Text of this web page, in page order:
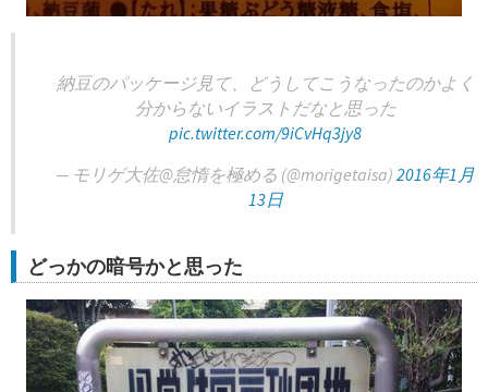
納豆のパッケージ見て、どうしてこうなったのかよく
分からないイラストだなと思った
pic.twitter.com/9iCvHq3jy8
— モリゲ大佐@怠惰を極める (@morigetaisa) 2016年1月
13日
どっかの暗号かと思った